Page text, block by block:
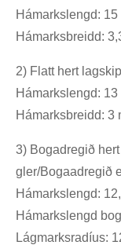
Hámarkslengd: 15
Hámarksbreidd:
2) Flatt hert
Hámarkslengd: 13
Hámarksbreidd: 3
3) Bogadregið
gler/Bogaadregið
Hámarkslengd:
Hámarkslengd
Lágmarksradíus: